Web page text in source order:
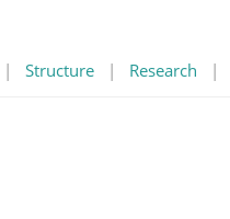
| Structure | Research |